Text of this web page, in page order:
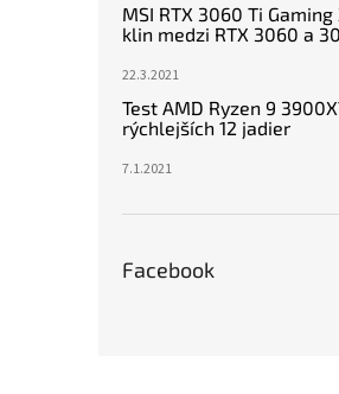
MSI RTX 3060 Ti Gaming
klin medzi RTX 3060 a
22.3.2021
Test AMD Ryzen 9
rýchlejších 12 jadier
7.1.2021
Facebook